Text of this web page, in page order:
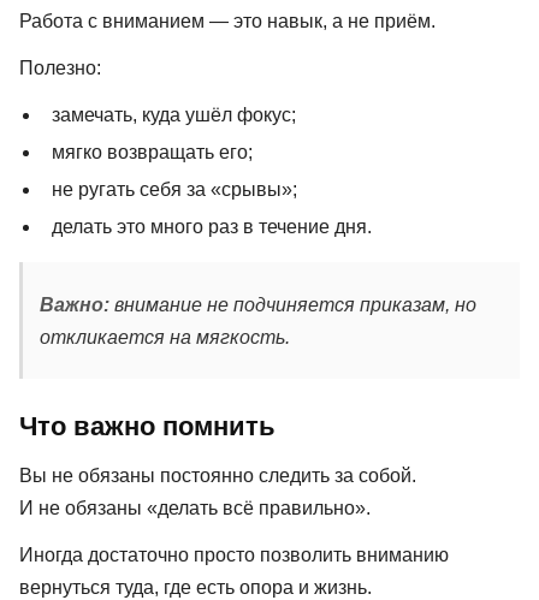
Работа с вниманием — это навык, а не приём.
Полезно:
замечать, куда ушёл фокус;
мягко возвращать его;
не ругать себя за «срывы»;
делать это много раз в течение дня.
Важно: внимание не подчиняется приказам, но
откликается на мягкость.
Что важно помнить
Вы не обязаны постоянно следить за собой.
И не обязаны «делать всё правильно».
Иногда достаточно просто позволить вниманию
вернуться туда, где есть опора и жизнь.